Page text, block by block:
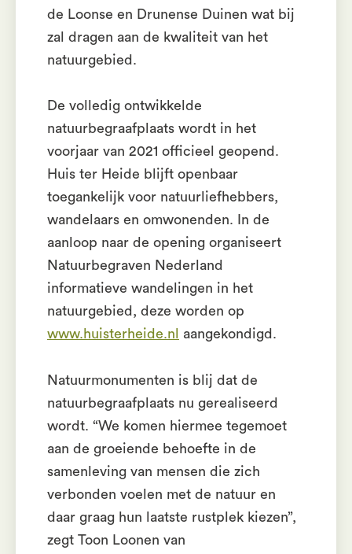
de Loonse en Drunense Duinen wat bij
zal dragen aan de kwaliteit van het
natuurgebied.
De volledig ontwikkelde
natuurbegraafplaats wordt in het
voorjaar van 2021 officieel geopend.
Huis ter Heide blijft openbaar
toegankelijk voor natuurliefhebbers,
wandelaars en omwonenden. In de
aanloop naar de opening organiseert
Natuurbegraven Nederland
informatieve wandelingen in het
natuurgebied, deze worden op
www.huisterheide.nl
aangekondigd.
Natuurmonumenten is blij dat de
natuurbegraafplaats nu gerealiseerd
wordt. “We komen hiermee tegemoet
aan de groeiende behoefte in de
samenleving van mensen die zich
verbonden voelen met de natuur en
daar graag hun laatste rustplek kiezen”,
zegt Toon Loonen van